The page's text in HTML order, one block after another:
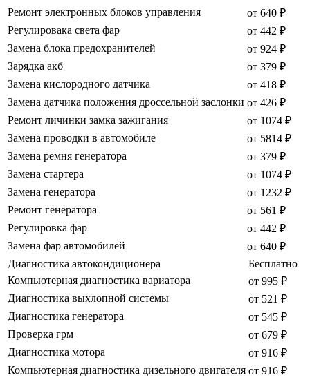
Ремонт электронных блоков управления
от 640 ₽
Регулировака света фар
от 442 ₽
Замена блока предохранителей
от 924 ₽
Зарядка акб
от 379 ₽
Замена кислородного датчика
от 418 ₽
Замена датчика положения дроссельной заслонки от 426 ₽
Ремонт личинки замка зажигания
от 1074 ₽
Замена проводки в автомобиле
от 5814 ₽
Замена ремня генератора
от 379 ₽
Замена стартера
от 1074 ₽
Замена генератора
от 1232 ₽
Ремонт генератора
от 561 ₽
Регулировка фар
от 442 ₽
Замена фар автомобилей
от 640 ₽
Диагностика автокондиционера
Бесплатно
Компьютерная диагностика вариатора
от 995 ₽
Диагностика выхлопной системы
от 521 ₽
Диагностика генератора
от 545 ₽
Проверка грм
от 679 ₽
Диагностика мотора
от 916 ₽
Компьютерная диагностика дизельного двигателя от 916 ₽